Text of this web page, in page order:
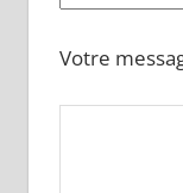
Votre